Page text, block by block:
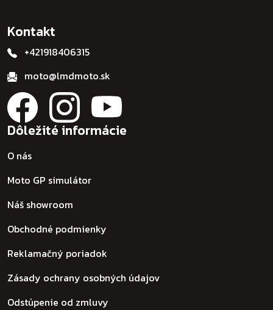
Kontakt
+421918406315
moto@lmdmoto.sk
Dôležité informácie
O nás
Moto GP simulátor
Náš showroom
Obchodné podmienky
Reklamačný poriadok
Zásady ochrany osobných údajov
Odstúpenie od zmluvy